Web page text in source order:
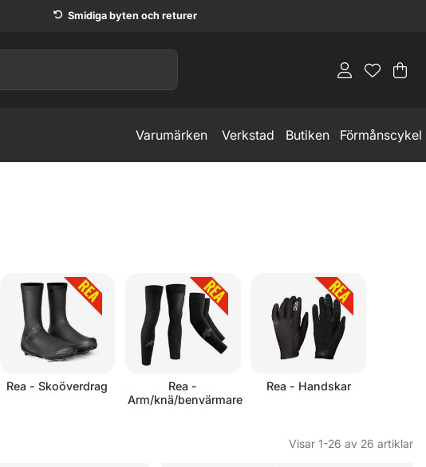
Smidiga byten och returer
.
Varumärken Verkstad Butiken Förmånscykel
Rea - Skoöverdrag
Rea -
Arm/knä/benvärmare
Rea - Handskar
Visar 1-26 av 26 artiklar